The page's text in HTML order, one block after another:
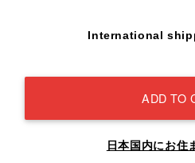
International
ADD TO
日本国内にお住